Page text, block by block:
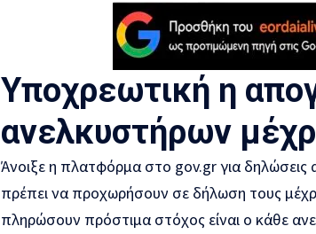
Υποχρεωτική η
ανελκυστήρων
Άνοιξε η πλατφόρμα στο gov.gr για δηλώσεις
πρέπει να προχωρήσουν σε δήλωση τους
πληρώσουν πρόστιμα στόχος είναι ο κάθε